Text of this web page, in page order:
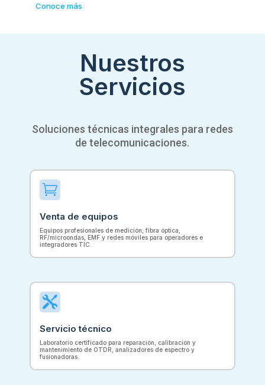
Conoce más
Nuestros
Servicios
Soluciones técnicas integrales para redes
de telecomunicaciones.

Venta de equipos
Equipos profesionales de medición, fibra óptica,
RF/microondas, EMF y redes móviles para operadores e
integradores TIC.

Servicio técnico
Laboratorio certificado para reparación, calibración y
mantenimiento de OTDR, analizadores de espectro y
fusionadoras.